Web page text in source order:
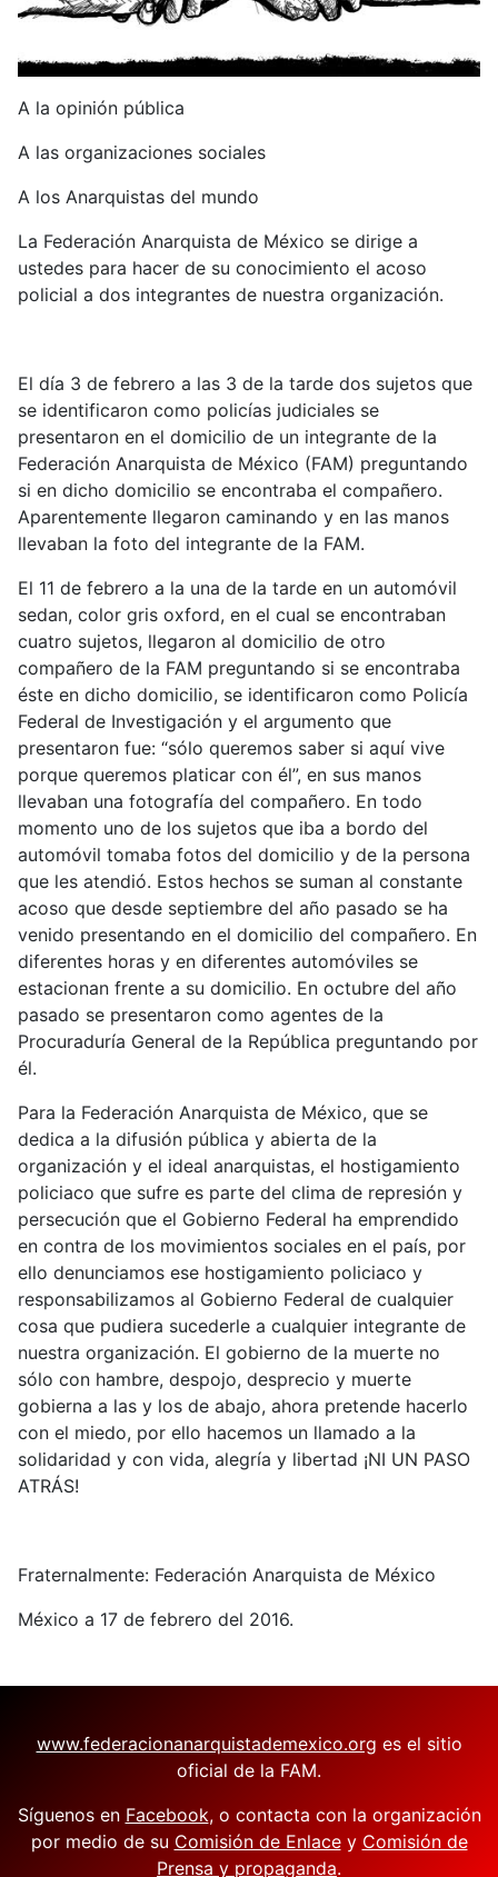
A la opinión pública
A las organizaciones sociales
A los Anarquistas del mundo
La Federación Anarquista de México se dirige a
ustedes para hacer de su conocimiento el acoso
policial a dos integrantes de nuestra organización.
El día 3 de febrero a las 3 de la tarde dos sujetos que
se identificaron como policías judiciales se
presentaron en el domicilio de un integrante de la
Federación Anarquista de México (FAM) preguntando
si en dicho domicilio se encontraba el compañero.
Aparentemente llegaron caminando y en las manos
llevaban la foto del integrante de la FAM.
El 11 de febrero a la una de la tarde en un automóvil
sedan, color gris oxford, en el cual se encontraban
cuatro sujetos, llegaron al domicilio de otro
compañero de la FAM preguntando si se encontraba
éste en dicho domicilio, se identificaron como Policía
Federal de Investigación y el argumento que
presentaron fue: “sólo queremos saber si aquí vive
porque queremos platicar con él”, en sus manos
llevaban una fotografía del compañero. En todo
momento uno de los sujetos que iba a bordo del
automóvil tomaba fotos del domicilio y de la persona
que les atendió. Estos hechos se suman al constante
acoso que desde septiembre del año pasado se ha
venido presentando en el domicilio del compañero. En
diferentes horas y en diferentes automóviles se
estacionan frente a su domicilio. En octubre del año
pasado se presentaron como agentes de la
Procuraduría General de la República preguntando por
él.
Para la Federación Anarquista de México, que se
dedica a la difusión pública y abierta de la
organización y el ideal anarquistas, el hostigamiento
policiaco que sufre es parte del clima de represión y
persecución que el Gobierno Federal ha emprendido
en contra de los movimientos sociales en el país, por
ello denunciamos ese hostigamiento policiaco y
responsabilizamos al Gobierno Federal de cualquier
cosa que pudiera sucederle a cualquier integrante de
nuestra organización. El gobierno de la muerte no
sólo con hambre, despojo, desprecio y muerte
gobierna a las y los de abajo, ahora pretende hacerlo
con el miedo, por ello hacemos un llamado a la
solidaridad y con vida, alegría y libertad ¡NI UN PASO
ATRÁS!
Fraternalmente: Federación Anarquista de México
México a 17 de febrero del 2016.
www.federacionanarquistademexico.org es el sitio
oficial de la FAM.
Síguenos en Facebook, o contacta con la organización
por medio de su Comisión de Enlacey Comisión de
Prensa y propaganda.